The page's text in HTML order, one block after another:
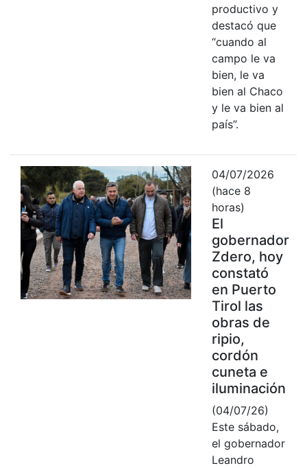
productivo y
destacó que
“cuando al
campo le va
bien, le va
bien al Chaco
y le va bien al
país”.
04/07/2026
(hace 8
horas)
El
gobernador
Zdero, hoy
constató
en Puerto
Tirol las
obras de
ripio,
cordón
cuneta e
iluminación
(04/07/26)
Este sábado,
el gobernador
Leandro